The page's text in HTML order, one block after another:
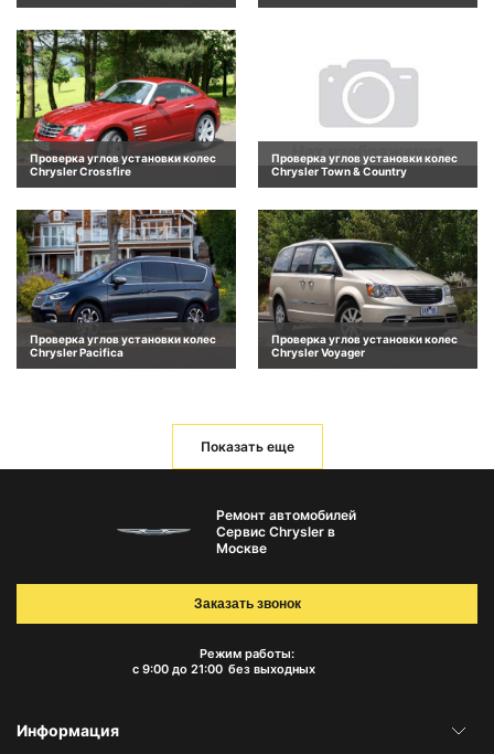
Проверка углов установки колес
Chrysler Crossfire
Проверка углов установки колес
Chrysler Town & Country
Проверка углов установки колес
Chrysler Pacifica
Проверка углов установки колес
Chrysler Voyager
Показать еще
Ремонт автомобилей
Сервис Chrysler в
Москве
Режим работы:
с 9:00 до 21:00 без выходных
Заказать звонок
Информация